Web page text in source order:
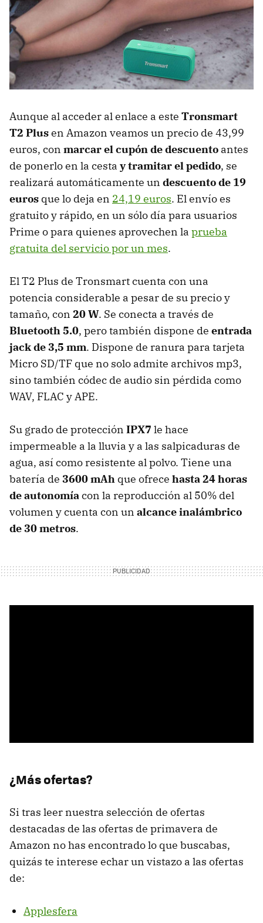
Aunque al acceder al enlace a este Tronsmart
T2 Plusen Amazon veamos un precio de 43,99
euros, con marcar el cupón de descuento antes
de ponerlo en la cesta y tramitar el pedido, se
realizará automáticamente un descuento de 19
euros que lo deja en 24,19 euros. El envío es
gratuito y rápido, en un sólo día para usuarios
Prime o para quienes aprovechen la prueba
gratuita del servicio por un mes.
El T2 Plus de Tronsmart cuenta con una
potencia considerable a pesar de su precio y
tamaño, con 20 W. Se conecta a través de
Bluetooth 5.0, pero también dispone de entrada
jack de 3,5 mm. Dispone de ranura para tarjeta
Micro SD/TF que no solo admite archivos mp3,
sino también códec de audio sin pérdida como
WAV, FLAC y APE.
Su grado de protección IPX7 le hace
impermeable a la lluvia y a las salpicaduras de
agua, así como resistente al polvo. Tiene una
batería de 3600 mAh que ofrece hasta 24 horas
de autonomíacon la reproducción al 50% del
volumen y cuenta con un alcance inalámbrico
de 30 metros.
¿Más ofertas?
Si tras leer nuestra selección de ofertas
destacadas de las ofertas de primavera de
Amazon no has encontrado lo que buscabas,
quizás te interese echar un vistazo a las ofertas
de:
Applesfera